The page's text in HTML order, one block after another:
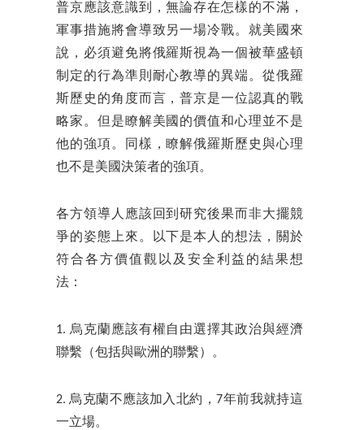
普京應該意識到，無論存在怎樣的不滿，
軍事措施將會導致另一場冷戰。就美國來
說，必須避免將俄羅斯視為一個被華盛頓
制定的行為準則耐心教導的異端。從俄羅
斯歷史的角度而言，普京是一位認真的戰
略家。但是瞭解美國的價值和心理並不是
他的強項。同樣，瞭解俄羅斯歷史與心理
也不是美國決策者的強項。
各方領導人應該回到研究後果而非大擺競
爭的姿態上來。以下是本人的想法，關於
符合各方價值觀以及安全利益的結果想
法：
1. 烏克蘭應該有權自由選擇其政治與經濟
聯繫（包括與歐洲的聯繫）。
2. 烏克蘭不應該加入北約，7年前我就持這
一立場。